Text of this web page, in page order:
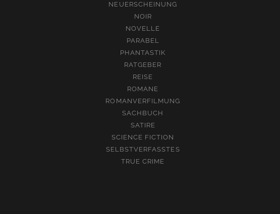
NEUERSCHEINUNG
NOIR
NOVELLE
PARABEL
PHANTASTIK
RATGEBER
REISE
ROMANE
ROMANVERFILMUNG
SACHBUCH
SATIRE
SCIENCE FICTION
SELBSTVERFASSTES
TRUE CRIME